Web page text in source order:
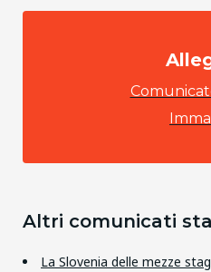
Altri comunicati
La Slovenia delle mezze